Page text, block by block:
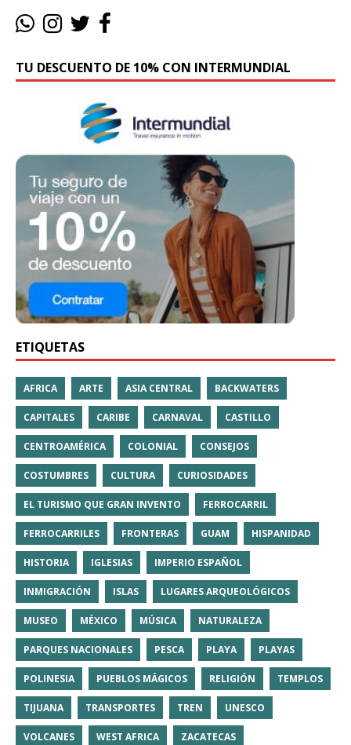
TU DESCUENTO DE 10% CON INTERMUNDIAL
ETIQUETAS
AFRICA ARTE ASIA CENTRAL BACKWATERS
CAPITALES CARIBE CARNAVAL CASTILLO
CENTROAMÉRICA COLONIAL CONSEJOS
COSTUMBRES CULTURA CURIOSIDADES
EL TURISMO QUE GRAN INVENTO FERROCARRIL
FERROCARRILES FRONTERAS GUAM HISPANIDAD
HISTORIA IGLESIAS IMPERIO ESPAÑOL
INMIGRACIÓN ISLAS LUGARES ARQUEOLÓGICOS
MUSEO MÉXICO MÚSICA NATURALEZA
PARQUES NACIONALES PESCA PLAYA PLAYAS
POLINESIA PUEBLOS MÁGICOS RELIGIÓN TEMPLOS
TIJUANA TRANSPORTES TREN UNESCO
VOLCANES WEST AFRICA ZACATECAS